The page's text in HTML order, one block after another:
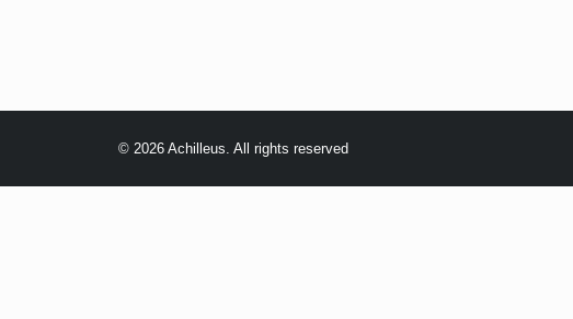
© 2026 Achilleus. All rights reserved